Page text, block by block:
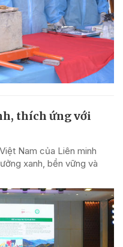
thích ứng với
Nam của Liên minh
xanh, bền vững và